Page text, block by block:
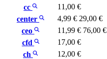
cc
11,00 €
center
4,99 € 29,00 €
ceo
11,99 € 76,00 €
cfd
17,00 €
ch
12,00 €